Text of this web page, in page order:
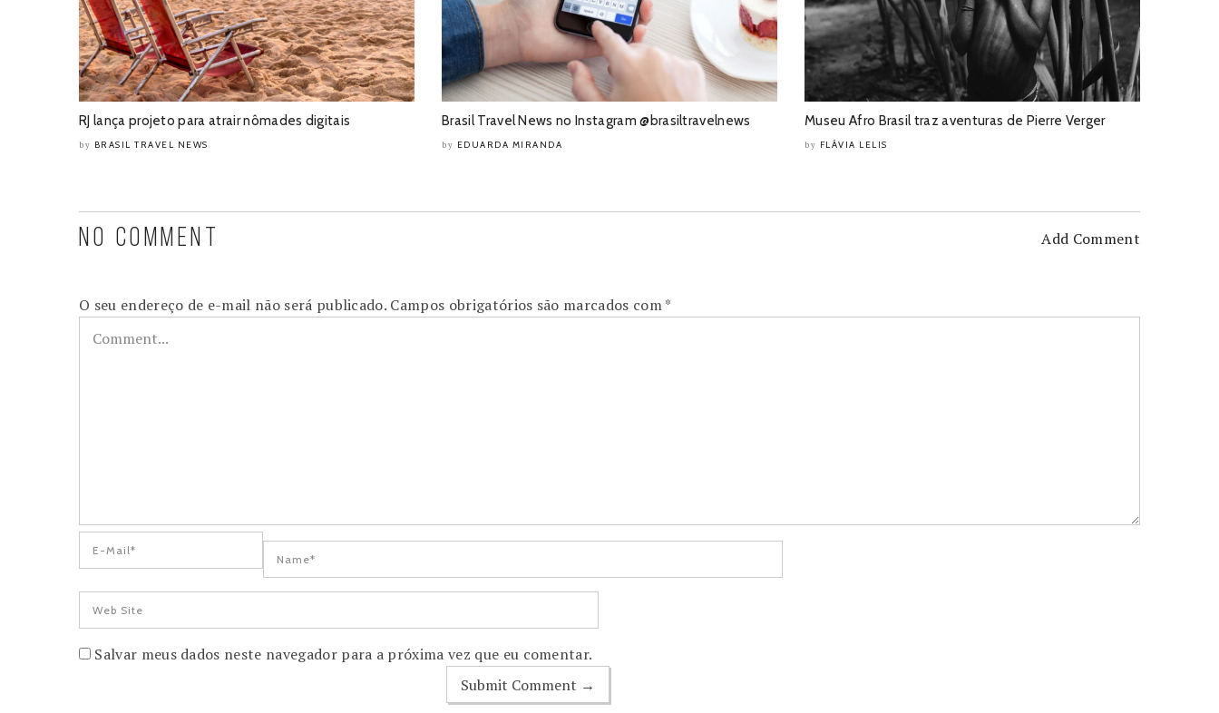
RJ lança projeto para atrair nômades digitais
by BRASIL TRAVEL NEWS
Brasil Travel News no Instagram @brasiltravelnews
by EDUARDA MIRANDA
Museu Afro Brasil traz aventuras de Pierre Verger
by FLÁVIA LELIS
NO COMMENT Add Comment
O seu endereço de e-mail não será publicado. Campos obrigatórios são marcados com*
Salvar meus dados neste navegador para a próxima vez que eu comentar.